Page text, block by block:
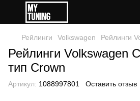
Рейлинги Volkswagen Рейлинги
Рейлинги Volkswagen
тип Crown
Артикул: 1088997801 Оставить отзыв